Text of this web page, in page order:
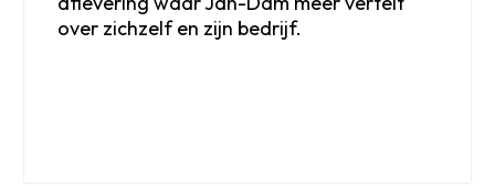
over zichzelf en zijn bedrijf.